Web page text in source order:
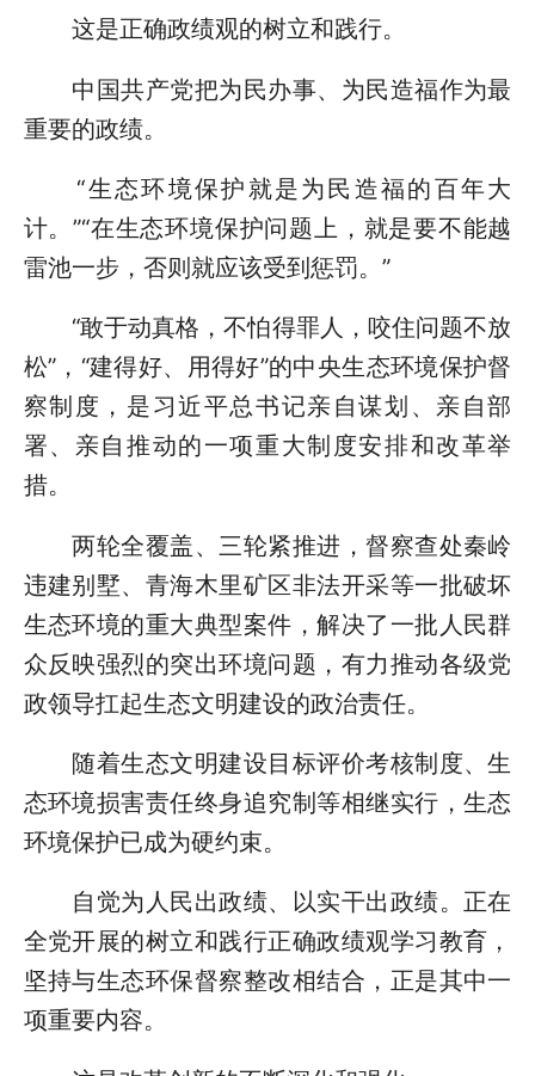
这是正确政绩观的树立和践行。
中国共产党把为民办事、为民造福作为最
重要的政绩。
“生态环境保护就是为民造福的百年大
计。”“在生态环境保护问题上，就是要不能越
雷池一步，否则就应该受到惩罚。”
“敢于动真格，不怕得罪人，咬住问题不放
松”，“建得好、用得好”的中央生态环境保护督
察制度，是习近平总书记亲自谋划、亲自部
署、亲自推动的一项重大制度安排和改革举
措。
两轮全覆盖、三轮紧推进，督察查处秦岭
违建别墅、青海木里矿区非法开采等一批破坏
生态环境的重大典型案件，解决了一批人民群
众反映强烈的突出环境问题，有力推动各级党
政领导扛起生态文明建设的政治责任。
随着生态文明建设目标评价考核制度、生
态环境损害责任终身追究制等相继实行，生态
环境保护已成为硬约束。
自觉为人民出政绩、以实干出政绩。正在
全党开展的树立和践行正确政绩观学习教育，
坚持与生态环保督察整改相结合，正是其中一
项重要内容。